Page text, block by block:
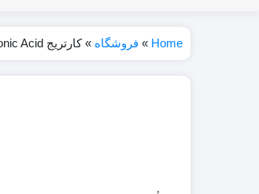
Home
» فروشگاه »کارتریج CLEAN-UP C8 Plus Benzenesulfonic Acid